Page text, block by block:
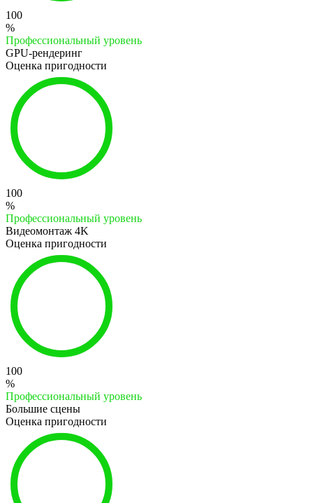
100
%
Профессиональный уровень
GPU-рендеринг
Оценка пригодности
100
%
Профессиональный уровень
Видеомонтаж 4K
Оценка пригодности
100
%
Профессиональный уровень
Большие сцены
Оценка пригодности